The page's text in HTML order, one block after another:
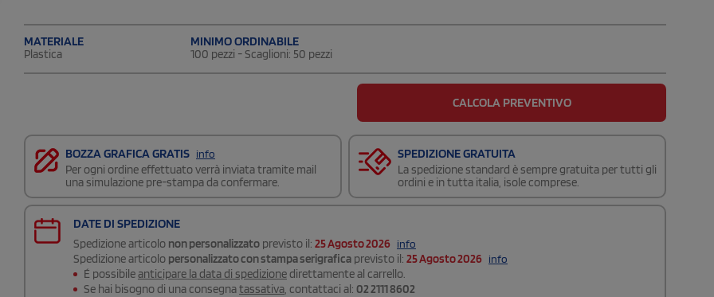
MATERIALE
Plastica
MINIMO ORDINABILE
100 pezzi - Scaglioni: 50 pezzi
CALCOLA PREVENTIVO
BOZZA GRAFICA GRATIS info
Per ogni ordine effettuato verrà inviata tramite mail
una simulazione pre-stampa da confermare.
SPEDIZIONE GRATUITA
La spedizione standard è sempre gratuita per tutti gli
ordini e in tutta italia, isole comprese.
DATE DI SPEDIZIONE
Spedizione articolo non personalizzato previsto il: 25 Agosto 2026 info
Spedizione articolo personalizzato con stampa serigrafica previsto il: 25 Agosto 2026 info
É possibileanticipare la data di spedizionedirettamente al carrello.
Se hai bisogno di una consegnatassativa , contattaci al: 02 2111 8602